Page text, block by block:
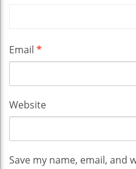
Email *
Website
Save my name, email, and